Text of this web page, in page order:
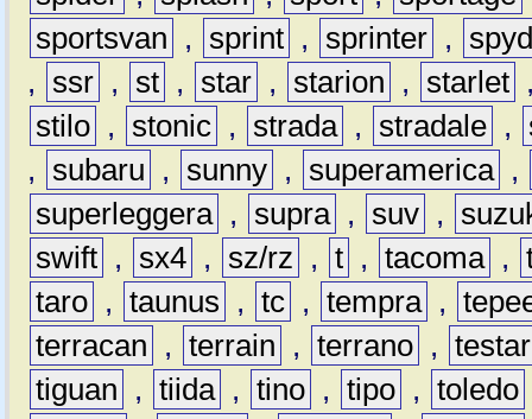
sportsvan
, sprint , sprinter ,
,
ssr , st , star , starion , starlet
stilo , stonic , strada , stradale ,
,
subaru , sunny , superamerica ,
superleggera , supra , suv ,
swift , sx4 , sz/rz , t , tacoma ,
taro , taunus , tc , tempra ,
terracan
, terrain , terrano ,
tiguan
, tiida , tino , tipo , toledo